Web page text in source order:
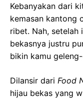
Kebanyakan dari
kemasan kantong
ribet. Nah,
bekasnya justru
bikin kamu
Dilansir dari Food
hijau bekas yang